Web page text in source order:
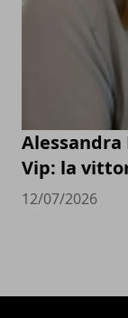
Vip: la
12/07/2026